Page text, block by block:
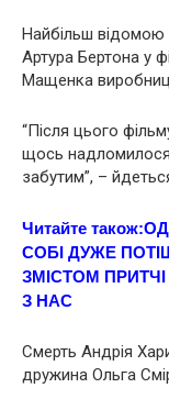
Найбільш
Артура Бертона у
Мащенка
“Після цього
щось
забутим”, –
Читайте також:
СОБІ ДУЖЕ
ЗМІСТОМ
З НАС
Cмeрть Андрія
дружина Ольга